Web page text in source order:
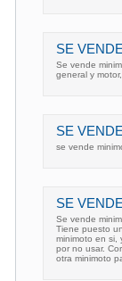
SE
Se vende
general y
SE
se vende
SE
Se vende
Tiene puesto
minimoto en si,
por no usar.
otra minimoto